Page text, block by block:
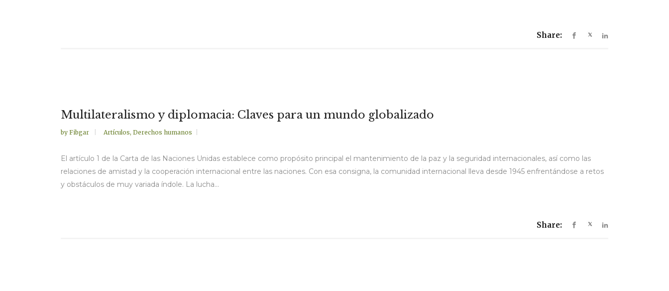
Share:
Multilateralismo y diplomacia: Claves para un mundo globalizado
by Fibgar Artículos, Derechos humanos
El artículo 1 de la Carta de las Naciones Unidas establece como propósito principal el mantenimiento de la paz y la seguridad internacionales, así como las
relaciones de amistad y la cooperación internacional entre las naciones. Con esa consigna, la comunidad internacional lleva desde 1945 enfrentándose a retos
y obstáculos de muy variada índole. La lucha...
Share: